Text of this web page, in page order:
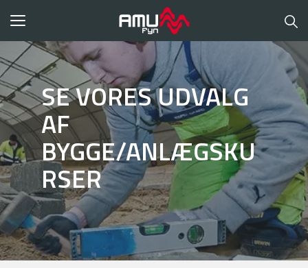
Toggle
SE VORES UDVALG
AF
BYGGE/ANLÆGSKU
RSER